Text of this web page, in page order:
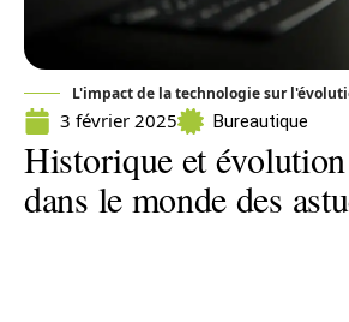
L'impact de la technologie sur
3 février 2025 Bureautique
Historique et
dans le monde des